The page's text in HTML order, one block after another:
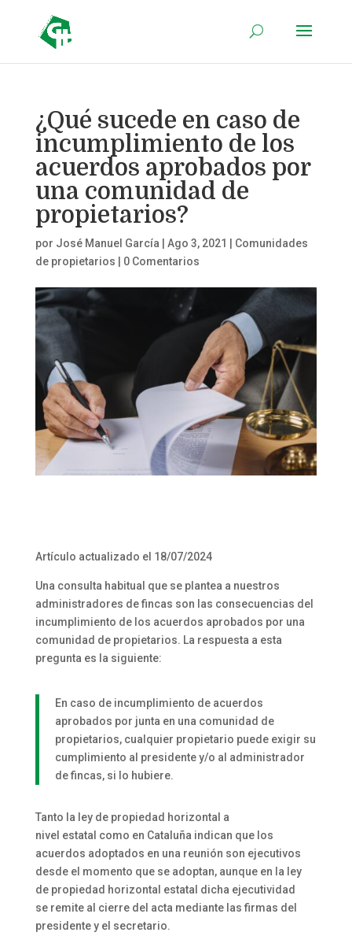
¿Qué sucede en caso de
incumplimiento de los
acuerdos aprobados por
una comunidad de
propietarios?
por José Manuel García Ago 3, 2021
Comunidades
de propietarios
0 Comentarios
Artículo actualizado el 18/07/2024
Una consulta habitual que se plantea a nuestros
administradores de fincas son las consecuencias del
incumplimiento de los acuerdos aprobados por una
comunidad de propietarios. La respuesta a esta
pregunta es la siguiente:
En caso de incumplimiento de acuerdos
aprobados por junta en una comunidad de
propietarios, cualquier propietario puede exigir su
cumplimiento al presidente y/o al administrador
de fincas, si lo hubiere.
Tanto la ley de propiedad horizontal a
nivel estatal como en Cataluña indican que los
acuerdos adoptados en una reunión son ejecutivos
desde el momento que se adoptan, aunque en la ley
de propiedad horizontal estatal dicha ejecutividad
se remite al cierre del acta mediante las firmas del
presidente y el secretario.